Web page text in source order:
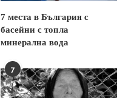
7 места в България с
басейни с топла
минерална вода
7